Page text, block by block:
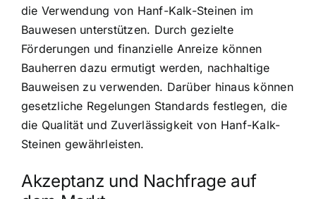
die Verwendung von Hanf-Kalk-Steinen im
Bauwesen unterstützen. Durch gezielte
Förderungen und finanzielle Anreize können
Bauherren dazu ermutigt werden, nachhaltige
Bauweisen zu verwenden. Darüber hinaus können
gesetzliche Regelungen Standards festlegen, die
die Qualität und Zuverlässigkeit von Hanf-Kalk-
Steinen gewährleisten.
Akzeptanz und Nachfrage auf